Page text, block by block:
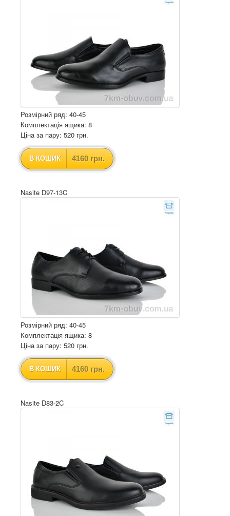
Розмірний ряд: 40-45
Комплектація ящика: 8
Ціна за пару: 520 грн.
В КОШИК 4160 грн.
Nasite D97-13C
Розмірний ряд: 40-45
Комплектація ящика: 8
Ціна за пару: 520 грн.
В КОШИК 4160 грн.
Nasite D83-2C